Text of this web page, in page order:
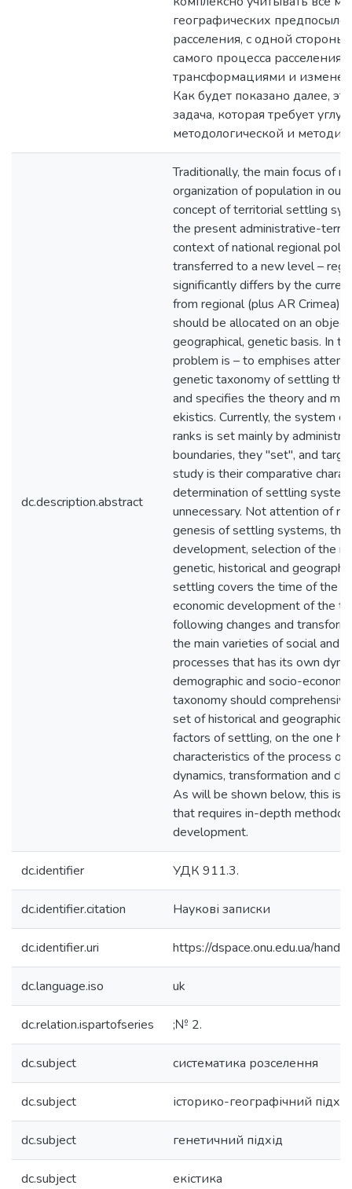
географических
расселения, с одной
самого процесса расселения
трансформациями и
Как будет показано далее,
задача, которая требует
методологической и
dc.description.abstract
Traditionally, the main focus of
organization of population in our
concept of territorial settling
the present administrative-
context of national regional
transferred to a new level –
significantly differs by the
from regional (plus AR Crimea)
should be allocated on an
geographical, genetic basis. In
problem is – to emphises
genetic taxonomy of settling
and specifies the theory and
ekistics. Currently, the system
ranks is set mainly by
boundaries, they "set", and
study is their comparative
determination of settling
unnecessary. Not attention of
genesis of settling systems,
development, selection of the
genetic, historical and
settling covers the time of the
economic development of the
following changes and
the main varieties of social and
processes that has its own
demographic and socio-
taxonomy should
set of historical and
factors of settling, on the one
characteristics of the process
dynamics, transformation and
As will be shown below, this is
that requires in-depth
development.
dc.identifier УДК 911.3.
dc.identifier.citation Наукові записки
dc.identifier.uri https://dspace.onu.edu.ua/
dc.language.iso uk
dc.relation.ispartofseries ;№ 2.
dc.subject систематика розселення
dc.subject історико-географічний підхід
dc.subject генетичний підхід
dc.subject екістика